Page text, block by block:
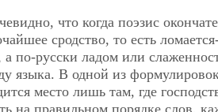
что когда поэзис
сродство, то есть
а по-русски ладом или
языка. В одной из
место лишь там, где
на правильном порядке слов,